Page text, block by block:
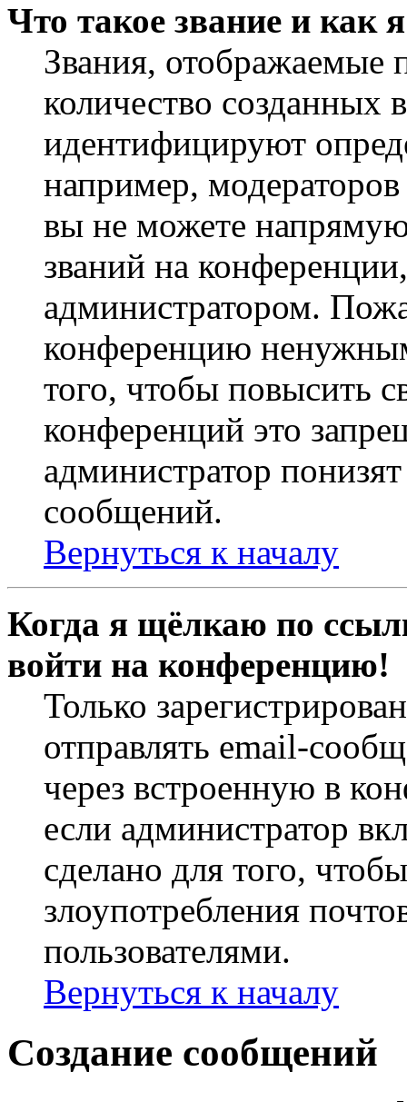
Что такое звание и как
Звания,
количество
идентифицируют
например,
вы не можете
званий на
администратором.
конференцию
того, чтобы повысить
конференций это
администратор
сообщений.
Вернуться к началу
Когда я щёлкаю по
войти на конференцию!
Только
отправлять email-
через встроенную в
если администратор
сделано для того,
злоупотребления
пользователями.
Вернуться к началу
Создание сообщений